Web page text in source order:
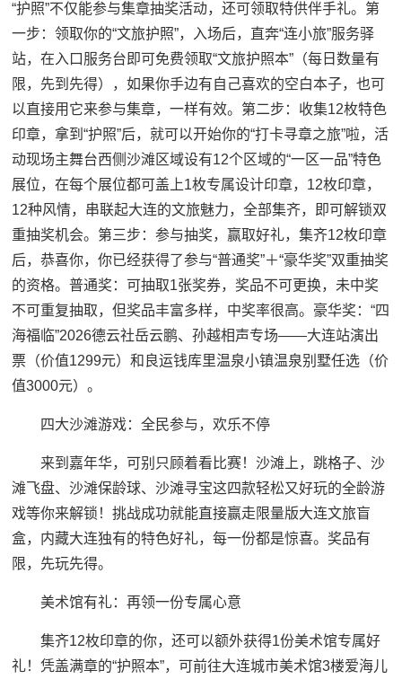
“护照”不仅能参与集章抽奖活动，还可领取特供伴手礼。第
一步：领取你的“文旅护照”，入场后，直奔“连小旅”服务驿
站，在入口服务台即可免费领取“文旅护照本”（每日数量有
限，先到先得），如果你手边有自己喜欢的空白本子，也可
以直接用它来参与集章，一样有效。第二步：收集12枚特色
印章，拿到“护照”后，就可以开始你的“打卡寻章之旅”啦，活
动现场主舞台西侧沙滩区域设有12个区域的“一区一品”特色
展位，在每个展位都可盖上1枚专属设计印章，12枚印章，
12种风情，串联起大连的文旅魅力，全部集齐，即可解锁双
重抽奖机会。第三步：参与抽奖，赢取好礼，集齐12枚印章
后，恭喜你，你已经获得了参与“普通奖”＋“豪华奖”双重抽奖
的资格。普通奖：可抽取1张奖券，奖品不可更换，未中奖
不可重复抽取，但奖品丰富多样，中奖率很高。豪华奖：“四
海福临”2026德云社岳云鹏、孙越相声专场——大连站演出
票（价值1299元）和良运钱库里温泉小镇温泉别墅任选（价
值3000元）。
四大沙滩游戏：全民参与，欢乐不停
来到嘉年华，可别只顾着看比赛！沙滩上，跳格子、沙
滩飞盘、沙滩保龄球、沙滩寻宝这四款轻松又好玩的全龄游
戏等你来解锁！挑战成功就能直接赢走限量版大连文旅盲
盒，内藏大连独有的特色好礼，每一份都是惊喜。奖品有
限，先玩先得。
美术馆有礼：再领一份专属心意
集齐12枚印章的你，还可以额外获得1份美术馆专属好
礼！凭盖满章的“护照本”，可前往大连城市美术馆3楼爱海儿